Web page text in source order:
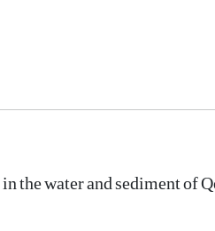
water and sediment of